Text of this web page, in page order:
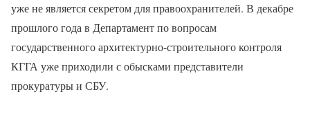
уже не является секретом для правоохранителей. В декабре
прошлого года в Департамент по вопросам
государственного архитектурно-строительного контроля
КГГА уже приходили с обысками представители
прокуратуры и СБУ.